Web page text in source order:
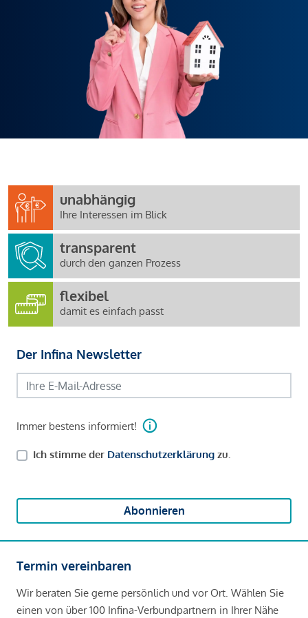
unabhängig
Ihre Interessen im Blick
transparent
durch den ganzen Prozess
flexibel
damit es einfach passt
Der Infina Newsletter
Immer bestens informiert!
Ich stimme der Datenschutzerklärung zu.
Abonnieren
Termin vereinbaren
Wir beraten Sie gerne persönlich und vor Ort. Wählen Sie
einen von über 100 Infina-Verbundpartnern in Ihrer Nähe